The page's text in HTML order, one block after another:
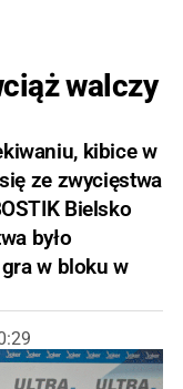
walczy
kibice w
ze zwycięstwa
Bielsko
było
w bloku w